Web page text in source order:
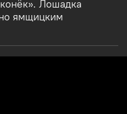
Лошадка
ямщицким